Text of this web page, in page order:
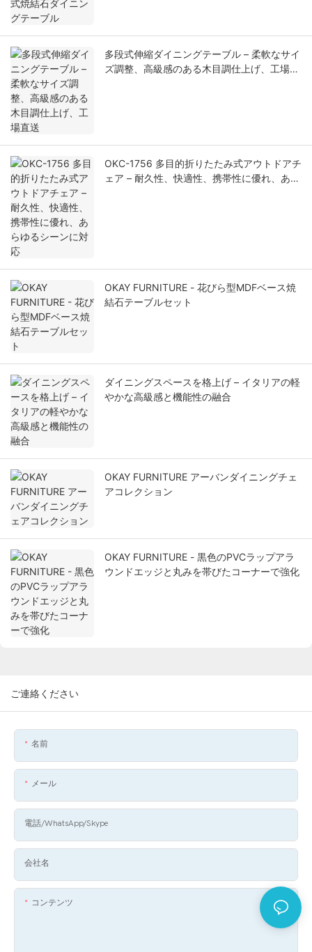
多段式伸縮ダイニングテーブル – 柔軟なサイ
ズ調整、高級感のある木目調仕上げ、工場直
OKC-1756 多目的折りたたみ式アウトドアチ
ェア – 耐久性、快適性、携帯性に優れ、あら
OKAY FURNITURE - 花びら型MDFベース焼
結石テーブルセット
ダイニングスペースを格上げ – イタリアの軽
やかな高級感と機能性の融合
OKAY FURNITURE アーバンダイニングチェ
アコレクション
OKAY FURNITURE - 黒色のPVCラップアラ
ウンドエッジと丸みを帯びたコーナーで強化
ご連絡ください
名前
メール
電話/WhatsApp/Skype
会社名
コンテンツ